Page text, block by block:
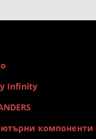
Infinity
компоненти